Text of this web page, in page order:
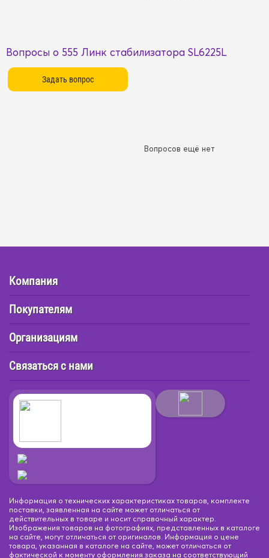
Вопросы о 555 Линк стабилизатора SL6225L
Вопросов ещё нет
Компания
Покупателям
Организациям
Связаться с нами
Информация о технических характеристиках товаров, комплекте
поставки, заявленная на сайте может отличаться от
действительных в товаре и носит справочный характер.
Изображения товаров на фотографиях, представленных в каталоге
на сайте, могут отличаться от оригиналов. Информация о цене
товара, указанная в каталоге на сайте, может отличаться от
фактической к моменту оформления заказа на соответствующий